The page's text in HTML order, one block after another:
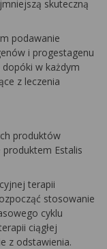
skuteczną
podawanie
i progestagenu
w każdym
z leczenia
produktów
Estalis
terapii
stosowanie
cyklu
ciągłej
z odstawienia.